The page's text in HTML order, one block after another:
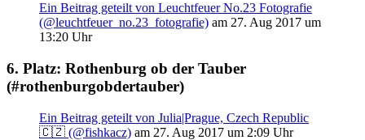
Ein Beitrag geteilt von Leuchtfeuer No.23 Fotografie
(@leuchtfeuer_no.23_fotografie) am 27. Aug 2017 um
13:20 Uhr
6. Platz: Rothenburg ob der Tauber
(#rothenburgobdertauber)
Ein Beitrag geteilt von Julia|Prague, Czech Republic
🇨🇿 (@fishkacz) am 27. Aug 2017 um 2:09 Uhr